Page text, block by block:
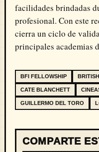
facilidades brindadas
profesional. Con este
cierra un ciclo de
principales academias
BFI FELLOWSHIP
CATE BLANCHETT
GUILLERMO DEL TORO
COMPARTE